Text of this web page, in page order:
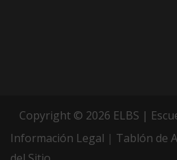
Copyright © 2026 ELBS |
Información Legal | Tablón de